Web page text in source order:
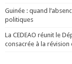
Guinée : quand
politiques
La CEDEAO réunit le
consacrée à la